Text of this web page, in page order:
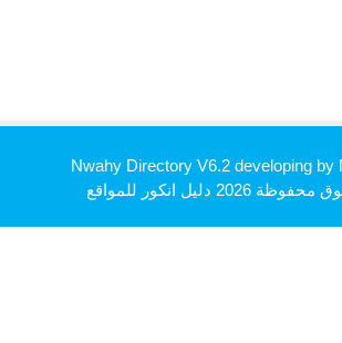
Nwahy Directory V6.2
2026
دليل انكور للمواقع